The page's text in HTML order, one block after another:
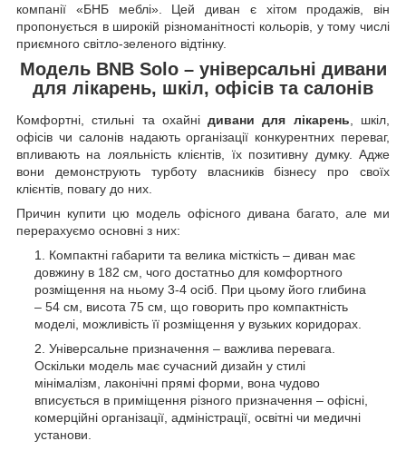
компанії «БНБ меблі». Цей диван є хітом продажів, він
пропонується в широкій різноманітності кольорів, у тому числі
приємного світло-зеленого відтінку.
Модель BNB Solo – універсальні дивани
для лікарень, шкіл, офісів та салонів
Комфортні, стильні та охайнідивани для лікарень, шкіл,
офісів чи салонів надають організації конкурентних переваг,
впливають на лояльність клієнтів, їх позитивну думку. Адже
вони демонструють турботу власників бізнесу про своїх
клієнтів, повагу до них.
Причин купити цю модель офісного дивана багато, але ми
перерахуємо основні з них:
Компактні габарити та велика місткість – диван має
довжину в 182 см, чого достатньо для комфортного
розміщення на ньому 3-4 осіб. При цьому його глибина
– 54 см, висота 75 см, що говорить про компактність
моделі, можливість її розміщення у вузьких коридорах.
Універсальне призначення – важлива перевага.
Оскільки модель має сучасний дизайн у стилі
мінімалізм, лаконічні прямі форми, вона чудово
вписується в приміщення різного призначення – офісні,
комерційні організації, адміністрації, освітні чи медичні
установи.